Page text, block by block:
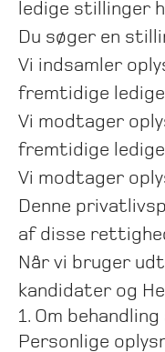
ledige stillinger
Du søger en
Vi indsamler
fremtidige
Vi modtager
fremtidige
Vi modtager
Denne
af disse
Når vi bruger
kandidater og
1. Om
Personlige